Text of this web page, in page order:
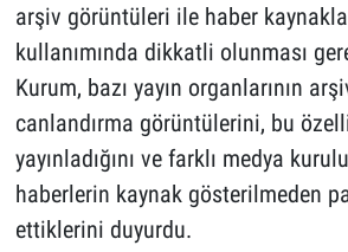
arşiv görüntüleri ile haber
kullanımında dikkatli olunması
Kurum, bazı yayın organlarının
canlandırma görüntülerini, bu
yayınladığını ve farklı medya
haberlerin kaynak gösterilmeden
ettiklerini duyurdu.